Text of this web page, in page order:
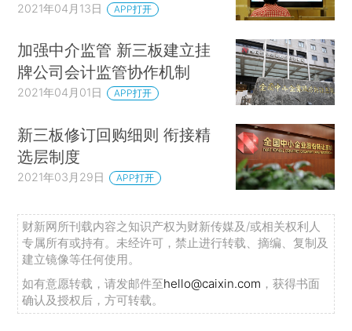
2021年04月13日 APP打开
加强中介监管 新三板建立挂
牌公司会计监管协作机制
2021年04月01日 APP打开
新三板修订回购细则 衔接精
选层制度
2021年03月29日 APP打开
财新网所刊载内容之知识产权为财新传媒及/或相关权利人
专属所有或持有。未经许可，禁止进行转载、摘编、复制及
建立镜像等任何使用。
如有意愿转载，请发邮件至hello@caixin.com ，获得书面
确认及授权后，方可转载。